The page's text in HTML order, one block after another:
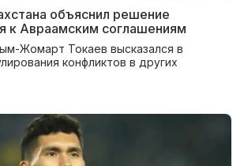
объяснил решение
к Авраамским соглашениям
Жомарт Токаев высказался в
конфликтов в других